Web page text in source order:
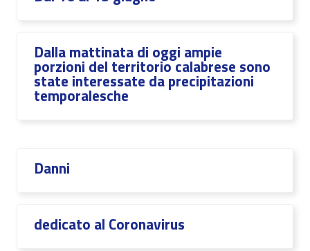
Dalla mattinata di oggi ampie
porzioni del territorio calabrese sono
state interessate da precipitazioni
temporalesche
Danni
dedicato al Coronavirus